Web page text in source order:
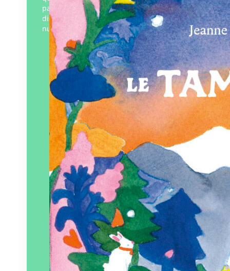
partout. Alors quand son instrument
disparait, tout devient compliqué. Une
nuit, Siméon décide de partir…
Éditeur :MeMo
22/08/2025